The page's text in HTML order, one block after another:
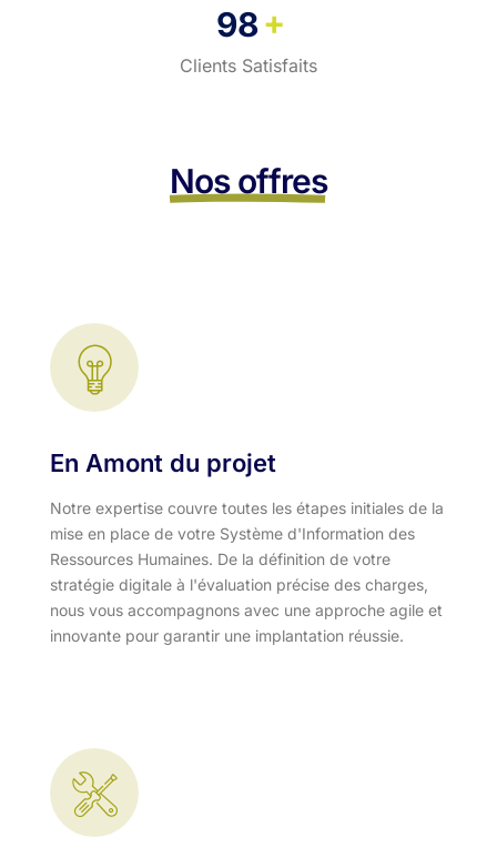
98+
Clients Satisfaits
Nos offres
En Amont du projet
Notre expertise couvre toutes les étapes initiales de la
mise en place de votre Système d'Information des
Ressources Humaines. De la définition de votre
stratégie digitale à l'évaluation précise des charges,
nous vous accompagnons avec une approche agile et
innovante pour garantir une implantation réussie.